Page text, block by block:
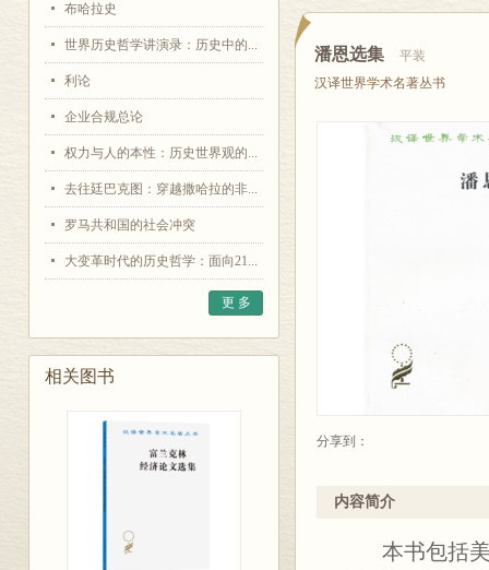
布哈拉史
世界历史哲学讲演录：历史中的...
利论
企业合规总论
权力与人的本性：历史世界观的...
去往廷巴克图：穿越撒哈拉的非...
罗马共和国的社会冲突
大变革时代的历史哲学：面向21...
更 多
相关图书
潘恩选集
平装
汉译世界学术名著丛书
分享到：
内容简介
本书包括美